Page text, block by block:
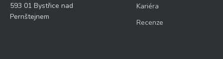
593 01 Bystřice nad
Pernštejnem
Kariéra
Recenze